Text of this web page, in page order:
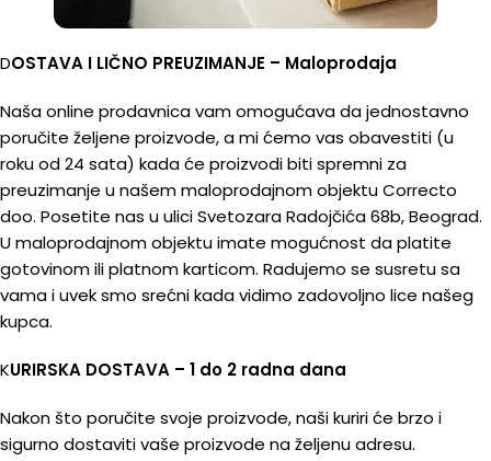
DOSTAVA I LIČNO PREUZIMANJE – Maloprodaja
Naša online prodavnica vam omogućava da jednostavno
poručite željene proizvode, a mi ćemo vas obavestiti (u
roku od 24 sata) kada će proizvodi biti spremni za
preuzimanje u našem maloprodajnom objektu Correcto
doo. Posetite nas u ulici Svetozara Radojčića 68b, Beograd.
U maloprodajnom objektu imate mogućnost da platite
gotovinom ili platnom karticom. Radujemo se susretu sa
vama i uvek smo srećni kada vidimo zadovoljno lice našeg
kupca.
KURIRSKA DOSTAVA – 1 do 2 radna dana
Nakon što poručite svoje proizvode, naši kuriri će brzo i
sigurno dostaviti vaše proizvode na željenu adresu.